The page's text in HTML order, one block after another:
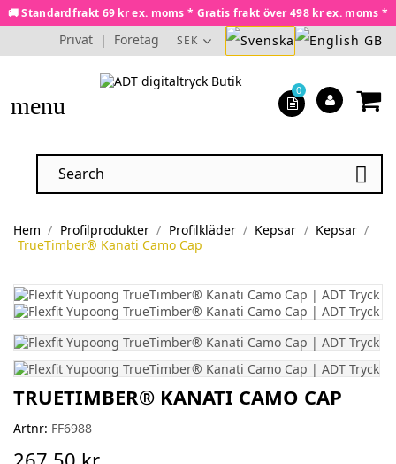
🚚 Standardfrakt 69 kr ex. moms * Gratis frakt över 498 kr ex. moms *
Privat | Företag SEK
menu

0
Hem Profilprodukter Profilkläder Kepsar
Kepsar
TrueTimber® Kanati Camo Cap
TRUETIMBER® KANATI CAMO CAP
Artnr: FF6988